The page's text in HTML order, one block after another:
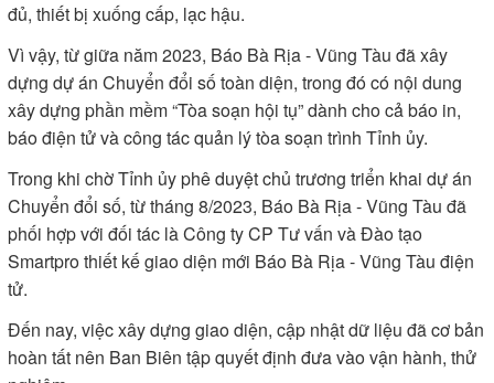
đủ, thiết bị xuống cấp, lạc hậu.
Vì vậy, từ giữa năm 2023, Báo Bà Rịa - Vũng Tàu đã xây
dựng dự án Chuyển đổi số toàn diện, trong đó có nội dung
xây dựng phần mềm “Tòa soạn hội tụ” dành cho cả báo in,
báo điện tử và công tác quản lý tòa soạn trình Tỉnh ủy.
Trong khi chờ Tỉnh ủy phê duyệt chủ trương triển khai dự án
Chuyển đổi số, từ tháng 8/2023, Báo Bà Rịa - Vũng Tàu đã
phối hợp với đối tác là Công ty CP Tư vấn và Đào tạo
Smartpro thiết kế giao diện mới Báo Bà Rịa - Vũng Tàu điện
tử.
Đến nay, việc xây dựng giao diện, cập nhật dữ liệu đã cơ bản
hoàn tất nên Ban Biên tập quyết định đưa vào vận hành, thử